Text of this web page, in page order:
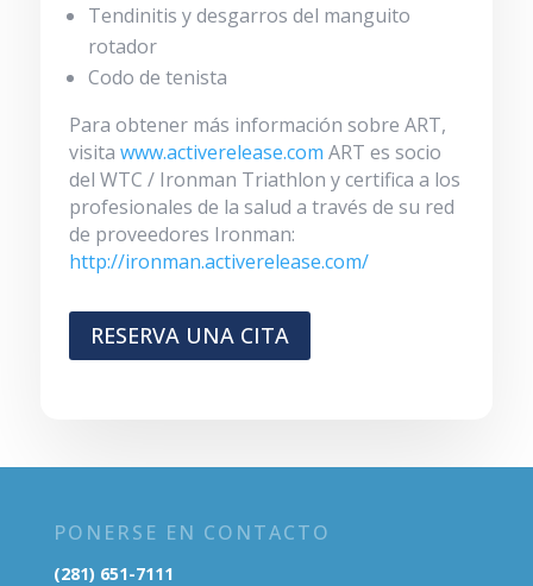
Tendinitis y desgarros del manguito
rotador
Codo de tenista
Para obtener más información sobre ART,
visita www.activerelease.com ART es socio
del WTC / Ironman Triathlon y certifica a los
profesionales de la salud a través de su red
de proveedores Ironman:
http://ironman.activerelease.com/
RESERVA UNA CITA
PONERSE EN CONTACTO
(281) 651-7111